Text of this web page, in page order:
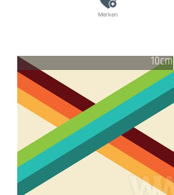
Merken
10cm